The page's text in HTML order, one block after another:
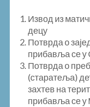
Извод из
децу
Потврда о
прибавља се
Потврда о
(старатеља)
захтев на
прибавља се